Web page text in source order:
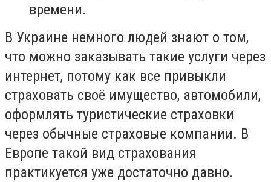
времени.
В Украине немного людей знают о том,
что можно заказывать такие услуги через
интернет, потому как все привыкли
страховать своё имущество, автомобили,
оформлять туристические страховки
через обычные страховые компании. В
Европе такой вид страхования
практикуется уже достаточно давно.